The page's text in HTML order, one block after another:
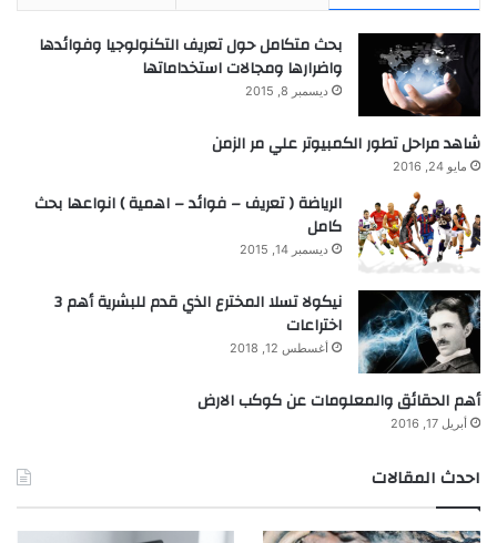
بحث متكامل حول تعريف التكنولوجيا وفوائدها
واضرارها ومجالات استخداماتها
ديسمبر 8, 2015
شاهد مراحل تطور الكمبيوتر علي مر الزمن
مايو 24, 2016
الرياضة ( تعريف – فوائد – اهمية ) انواعها بحث
كامل
ديسمبر 14, 2015
نيكولا تسلا المخترع الذي قدم للبشرية أهم 3
اختراعات
أغسطس 12, 2018
أهم الحقائق والمعلومات عن كوكب الارض
أبريل 17, 2016
احدث المقالات